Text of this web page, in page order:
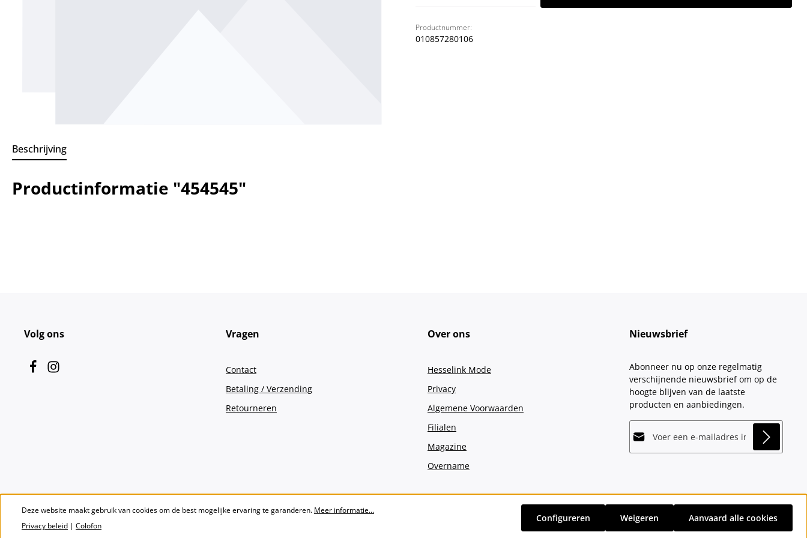
Productnummer:
010857280106
Beschrijving
Productinformatie "454545"
Volg ons Vragen
Contact
Betaling / Verzending
Retourneren
Over ons
Hesselink Mode
Privacy
Algemene Voorwaarden
Filialen
Magazine
Overname
Nieuwsbrief
Abonneer nu op onze regelmatig
verschijnende nieuwsbrief om op de
hoogte blijven van de laatste
producten en aanbiedingen.
u dat u onze
gegevensbeschermingsinformatiehebt
gelezen en onze
algemene voorwaardenhebt
verzendkostenen eventuele bezorgkosten, indien niet anders vermeld.
Deze website maakt gebruik van cookies om de best mogelijke ervaring te garanderen. Meer informatie...
Privacy beleid | Colofon
Weigeren
Configureren Aanvaard alle cookies